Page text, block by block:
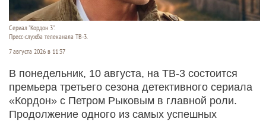
Сериал "Кордон 3".
Пресс-служба телеканала ТВ-3.
7 августа 2026 в 11:37
В понедельник, 10 августа, на ТВ-3 состоится
премьера третьего сезона детективного сериала
«Кордон» с Петром Рыковым в главной роли.
Продолжение одного из самых успешных